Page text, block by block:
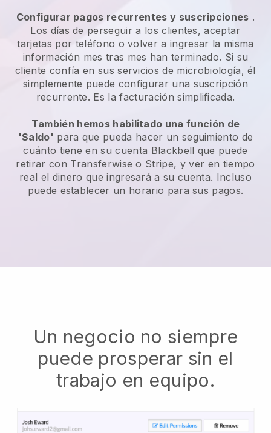
Configurar pagos recurrentes y suscripciones .
Los días de perseguir a los clientes, aceptar
tarjetas por teléfono o volver a ingresar la misma
información mes tras mes han terminado. Si su
cliente confía en sus servicios de microbiología, él
simplemente puede configurar una suscripción
recurrente. Es la facturación simplificada.
También hemos habilitado una función de
'Saldo' para que pueda hacer un seguimiento de
cuánto tiene en su cuenta Blackbell que puede
retirar con Transferwise o Stripe, y ver en tiempo
real el dinero que ingresará a su cuenta. Incluso
puede establecer un horario para sus pagos.
Un negocio no siempre
puede prosperar sin el
trabajo en equipo.